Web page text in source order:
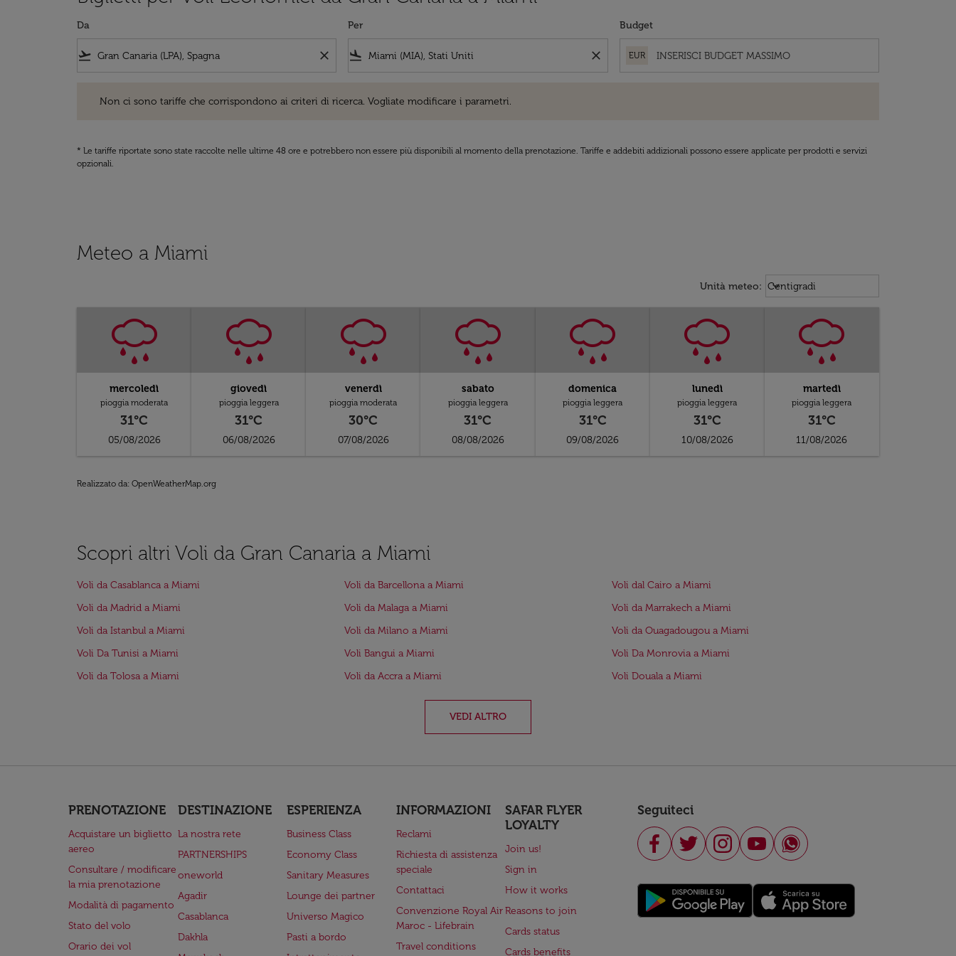
Da
flight_takeoff close
Per
flight_land close
Budget
EUR
Non ci sono tariffe che corrispondono ai criteri di ricerca. Vogliate modificare i parametri.
* Le tariffe riportate sono state raccolte nelle ultime 48 ore e potrebbero non essere più disponibili al momento della prenotazione. Tariffe e addebiti addizionali possono essere applicate per prodotti e servizi
opzionali.
Meteo a Miami
Unità meteo: Weather unit option Centigradi
Centigradi
keyboard_arrow_down
mercoledì
pioggia moderata
31°C
05/08/2026
giovedì
pioggia leggera
31°C
06/08/2026
venerdì
pioggia moderata
30°C
07/08/2026
sabato
pioggia leggera
31°C
08/08/2026
domenica
pioggia leggera
31°C
09/08/2026
lunedì
pioggia leggera
31°C
10/08/2026
martedì
pioggia leggera
31°C
11/08/2026
Realizzato da: OpenWeatherMap.org
Scopri altri Voli da Gran Canaria a Miami
Voli da Casablanca a Miami Voli da Barcellona a Miami
Voli dal Cairo a Miami
Voli da Madrid a Miami
Voli da Malaga a Miami
Voli da Marrakech a Miami
Voli da Istanbul a Miami
Voli da Milano a Miami
Voli da Ouagadougou a Miami
Voli Da Tunisi a Miami
Voli Bangui a Miami
Voli Da Monrovia a Miami
Voli da Tolosa a Miami
Voli da Accra a Miami Voli Douala a Miami
VEDI ALTRO
PRENOTAZIONE
Acquistare un biglietto
aereo
Consultare / modificare
la mia prenotazione
Modalità di pagamento
Stato del volo
Orario dei vol
DESTINAZIONE
La nostra rete
PARTNERSHIPS
oneworld
Agadir
Casablanca
Dakhla
ESPERIENZA
Business Class
Economy Class
Sanitary Measures
Lounge dei partner
Universo Magico
Pasti a bordo
INFORMAZIONI
Reclami
Richiesta di assistenza
speciale
Contattaci
Convenzione Royal Air
Maroc - Lifebrain
Travel conditions
SAFAR FLYER
LOYALTY
Join us!
Sign in
How it works
Reasons to join
Cards status
Cards benefits
Seguiteci